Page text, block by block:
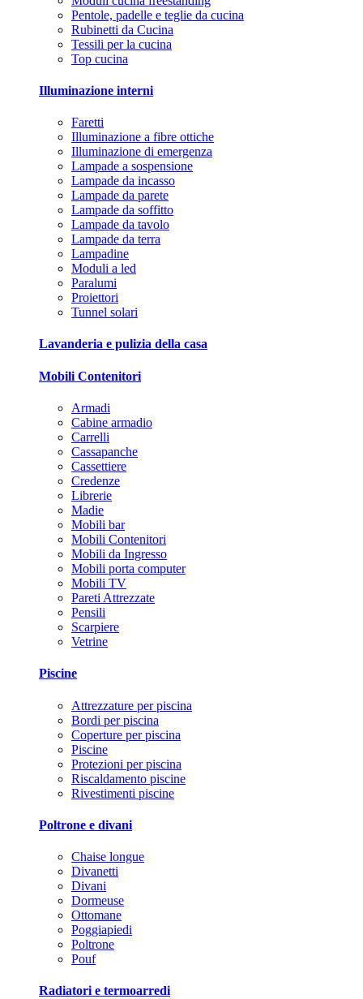
Pentole, padelle e teglie da cucina
Rubinetti da Cucina
Tessili per la cucina
Top cucina
Illuminazione interni
Faretti
Illuminazione a fibre ottiche
Illuminazione di emergenza
Lampade a sospensione
Lampade da incasso
Lampade da parete
Lampade da soffitto
Lampade da tavolo
Lampade da terra
Lampadine
Moduli a led
Paralumi
Proiettori
Tunnel solari
Lavanderia e pulizia della casa
Mobili Contenitori
Armadi
Cabine armadio
Carrelli
Cassapanche
Cassettiere
Credenze
Librerie
Madie
Mobili bar
Mobili Contenitori
Mobili da Ingresso
Mobili porta computer
Mobili TV
Pareti Attrezzate
Pensili
Scarpiere
Vetrine
Piscine
Attrezzature per piscina
Bordi per piscina
Coperture per piscina
Piscine
Protezioni per piscina
Riscaldamento piscine
Rivestimenti piscine
Poltrone e divani
Chaise longue
Divanetti
Divani
Dormeuse
Ottomane
Poggiapiedi
Poltrone
Pouf
Radiatori e termoarredi